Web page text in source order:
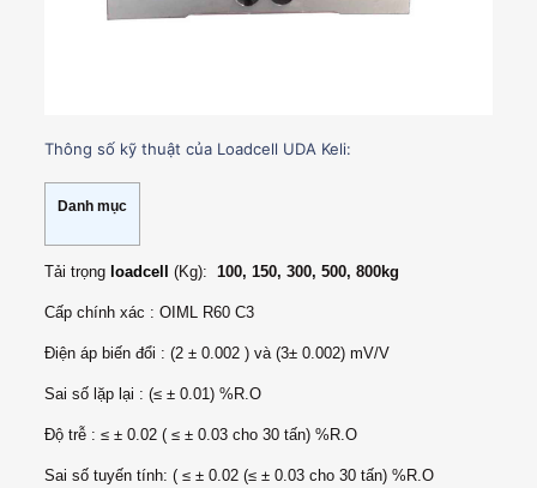
Thông số kỹ thuật của Loadcell UDA Keli:
Danh mục
Tải trọng loadcell (Kg): 100, 150, 300, 500, 800kg
Cấp chính xác : OIML R60 C3
Điện áp biến đổi : (2 ± 0.002 ) và (3± 0.002) mV/V
Sai số lặp lại : (≤ ± 0.01) %R.O
Độ trễ : ≤ ± 0.02 ( ≤ ± 0.03 cho 30 tấn) %R.O
Sai số tuyến tính: ( ≤ ± 0.02 (≤ ± 0.03 cho 30 tấn) %R.O